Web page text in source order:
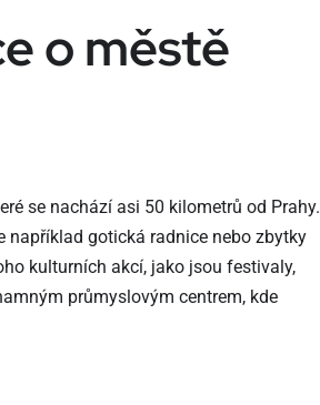
o městě
se nachází asi 50 kilometrů od Prahy.
například gotická radnice nebo zbytky
kulturních akcí, jako jsou festivaly,
průmyslovým centrem, kde